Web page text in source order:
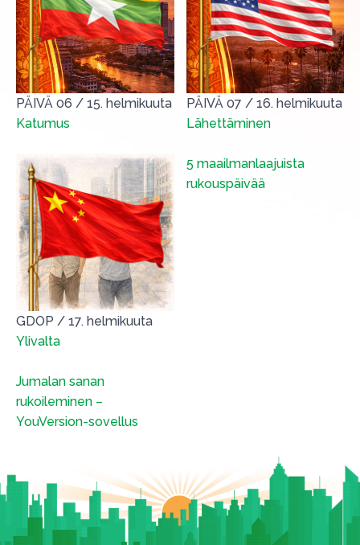
PÄIVÄ 06 / 15. helmikuuta
Katumus
PÄIVÄ 07 / 16. helmikuuta
Lähettäminen
GDOP / 17. helmikuuta
Ylivalta
5 maailmanlaajuista
rukouspäivää
Jumalan sanan
rukoileminen –
YouVersion-sovellus